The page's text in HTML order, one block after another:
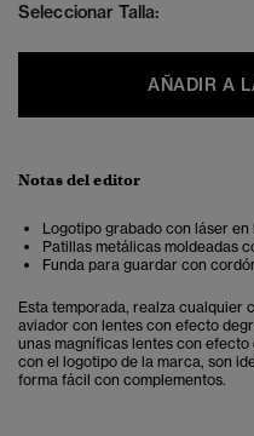
Seleccionar Talla:
AÑADIR A
Notas del editor
Logotipo grabado con láser en
Patillas metálicas moldeadas
Funda para guardar con
Esta temporada, realza cualquier
aviador con lentes con efecto
unas magníficas lentes con
con el logotipo de la marca, son
forma fácil con complementos.